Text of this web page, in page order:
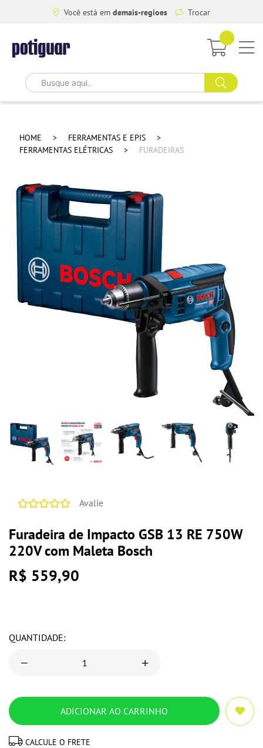
Você está em demais-regioes Trocar
HOME
FERRAMENTAS E EPIS
FERRAMENTAS ELÉTRICAS
FURADEIRAS
Avalie
Furadeira de Impacto GSB 13 RE 750W
220V com Maleta Bosch
R$ 559,90
QUANTIDADE:
CALCULE O FRETE